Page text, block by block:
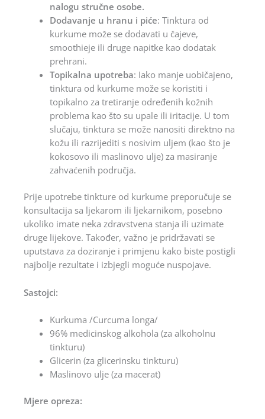
nalogu stručne osobe.
Dodavanje u hranu i piće: Tinktura od
kurkume može se dodavati u čajeve,
smoothieje ili druge napitke kao dodatak
prehrani.
Topikalna upotreba: Iako manje uobičajeno,
tinktura od kurkume može se koristiti i
topikalno za tretiranje određenih kožnih
problema kao što su upale ili iritacije. U tom
slučaju, tinktura se može nanositi direktno na
kožu ili razrijediti s nosivim uljem (kao što je
kokosovo ili maslinovo ulje) za masiranje
zahvaćenih područja.
Prije upotrebe tinkture od kurkume preporučuje se
konsultacija sa ljekarom ili ljekarnikom, posebno
ukoliko imate neka zdravstvena stanja ili uzimate
druge lijekove. Također, važno je pridržavati se
uputstava za doziranje i primjenu kako biste postigli
najbolje rezultate i izbjegli moguće nuspojave.
Sastojci:
Kurkuma /Curcuma longa/
96% medicinskog alkohola (za alkoholnu
tinkturu)
Glicerin (za glicerinsku tinkturu)
Maslinovo ulje (za macerat)
Mjere opreza: